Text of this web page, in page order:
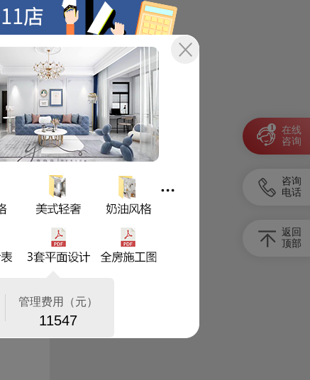
孙** 182******85 提交预约信息 [8分钟前]
·李** 137******65 提交预约信息 [9分钟前]
方** 158******49 提交预约信息 [11分钟前]
胡** 177******46 提交预约信息 [15分钟前]
在线
咨询
1
咨询
电话
返回
顶部